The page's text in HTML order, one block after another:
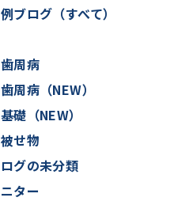
ブログ（すべて）
周病
周病（NEW）
礎（NEW）
せ物
グの未分類
ター